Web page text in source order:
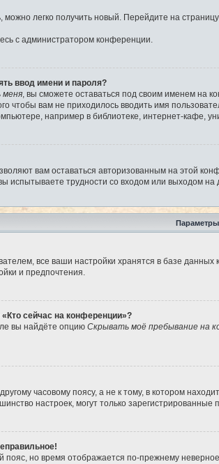
можно легко получить новый. Перейдите на
с администратором конференции.
ввод имени и пароля?
меня , вы сможете оставаться под своим именем на
чтобы вам не приходилось вводить имя
например в библиотеке, интернет-кафе,
вам оставаться авторизованным на этой
испытываете трудности со входом или выходом
Параметры
все ваши настройки хранятся в базе
и предпочтения.
сейчас на конференции»?
вы найдёте опцию Скрывать моё пребывание на
часовому поясу, а не к тому, в котором
настроек, могут только
пояс, но время отображается по-прежнему